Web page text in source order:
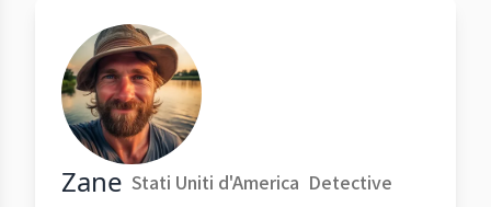
Zane Stati Uniti d'America Detective